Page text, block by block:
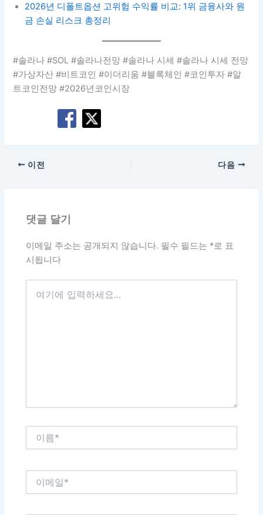
2026년 디폴트옵션 고위험 수익률 비교: 1위 금융사와 원
금 손실 리스크 총정리
#솔라나 #SOL #솔라나전망 #솔라나 시세 #솔라나 시세 전망
#가상자산 #비트코인 #이더리움 #블록체인 #코인투자 #알
트코인전망 #2026년코인시장
이전 다음
댓글 달기
이메일 주소는 공개되지 않습니다. 필수 필드는 *로 표
시됩니다